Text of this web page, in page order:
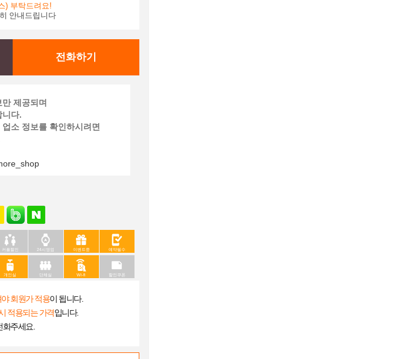
) 부탁드려요!
안내드립니다
전화하기
제공되며
니다.
소 정보를 확인하시려면
커플할인 24시영업 이벤트중 예약필수
개인실 단체실 Wi-fi 할인쿠폰
회원가 적용이 됩니다.
적용되는 가격입니다.
주세요.